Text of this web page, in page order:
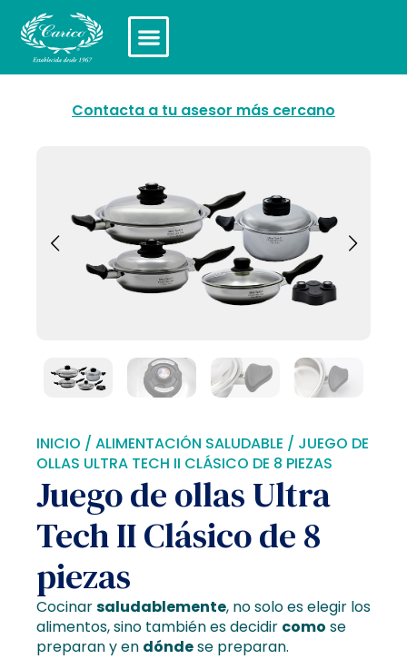
Contacta a tu asesor más cercano
INICIO / ALIMENTACIÓN SALUDABLE / JUEGO DE
OLLAS ULTRA TECH II CLÁSICO DE 8 PIEZAS
Juego de ollas Ultra
Tech II Clásico de 8
piezas
Cocinarsaludablemente, no solo es elegir los
alimentos, sino también es decidir como se
preparan y en dóndese preparan.